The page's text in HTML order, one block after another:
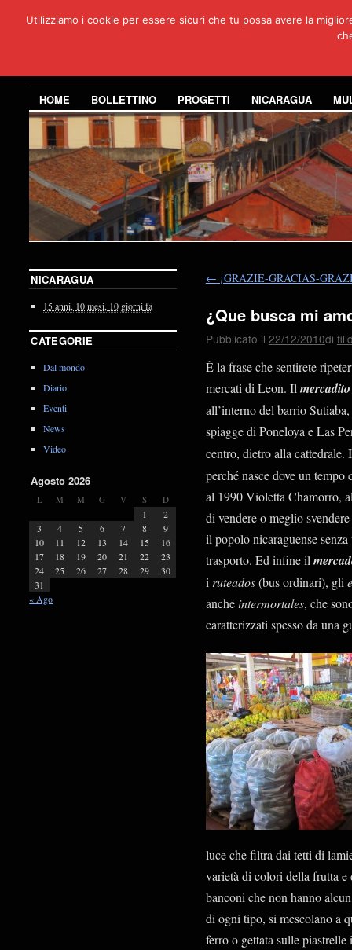
HOME BOLLETTINO PROGETTI NICARAGUA
← ¡GRAZIE-GRACIAS-
¿Que busca mi
Pubblicato il 22/12/2010di
È la frase che sentirete
mercati di Leon. Il mercadito
all’interno del barrio
spiagge di Poneloya e Las
centro, dietro alla
perché nasce dove un
al 1990 Violetta Chamorro,
di vendere o meglio
il popolo nicaraguense
trasporto. Ed infine il
i ruteados(bus ordinari), gli
ancheintermortales, che
caratterizzati spesso da una
luce che filtra dai tetti di
varietà di colori della frutta
banconi che non hanno
di ogni tipo, si mescolano a
ferro o gettata sulle
NICARAGUA
15 anni, 10 mesi, 10 giornifa
CATEGORIE
Dal mondo
Diario
Eventi
News
Video
Agosto 2026
L M M G V S D
1
2
3
4 5 6 7 8
9
10
11 12 13 14 15
16
17
18 19 20 21 22
23
24
25 26 27 28 29
30
31
« Ago
Utilizziamo i cookie per essere sicuri che tu possa avere la